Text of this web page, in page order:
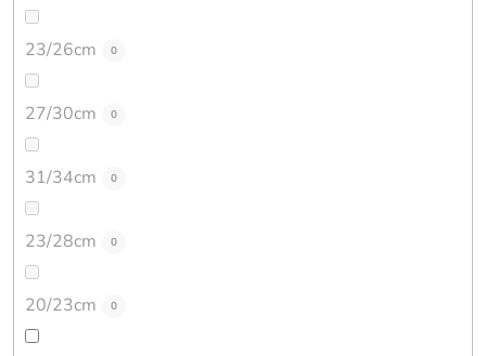
23/26cm 0
27/30cm 0
31/34cm 0
23/28cm 0
20/23cm 0